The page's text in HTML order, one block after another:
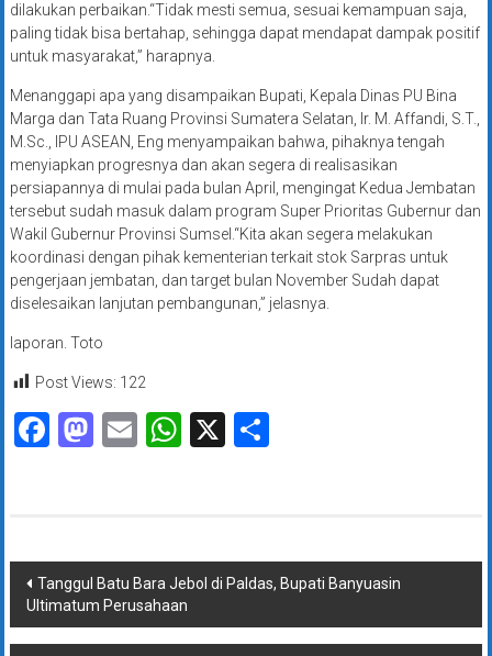
dilakukan perbaikan.“Tidak mesti semua, sesuai kemampuan saja,
paling tidak bisa bertahap, sehingga dapat mendapat dampak positif
untuk masyarakat,” harapnya.
Menanggapi apa yang disampaikan Bupati, Kepala Dinas PU Bina
Marga dan Tata Ruang Provinsi Sumatera Selatan, Ir. M. Affandi, S.T.,
M.Sc., IPU ASEAN, Eng menyampaikan bahwa, pihaknya tengah
menyiapkan progresnya dan akan segera di realisasikan
persiapannya di mulai pada bulan April, mengingat Kedua Jembatan
tersebut sudah masuk dalam program Super Prioritas Gubernur dan
Wakil Gubernur Provinsi Sumsel.“Kita akan segera melakukan
koordinasi dengan pihak kementerian terkait stok Sarpras untuk
pengerjaan jembatan, dan target bulan November Sudah dapat
diselesaikan lanjutan pembangunan,” jelasnya.
laporan. Toto
Post Views: 122
Facebook
Mastodon
EmailWhatsApp
X
Navigasi
pos
Tanggul Batu Bara Jebol di Paldas, Bupati Banyuasin
Ultimatum Perusahaan